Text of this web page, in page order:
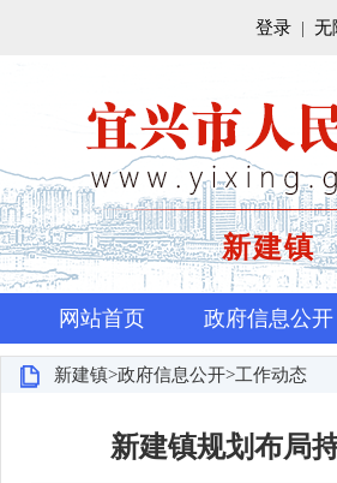
登录 | 无
新建镇
网站首页 政府信息公开
新建镇>政府信息公开>工作动态
新建镇规划布局